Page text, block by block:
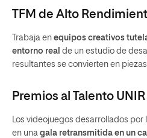
TFM de Alto
Trabaja en equipos creativos
entorno real de un estudio de
resultantes se convierten en
Premios al Talento UNIR
Los videojuegos desarrollados
en una gala retransmitida en un